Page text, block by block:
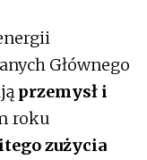
Głównego
przemysł i
roku
zużycia